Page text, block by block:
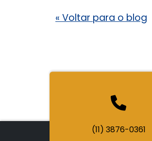
« Voltar para o blog
(11) 3876-0361